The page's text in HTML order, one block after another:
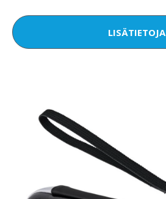
LISÄTIETOJA